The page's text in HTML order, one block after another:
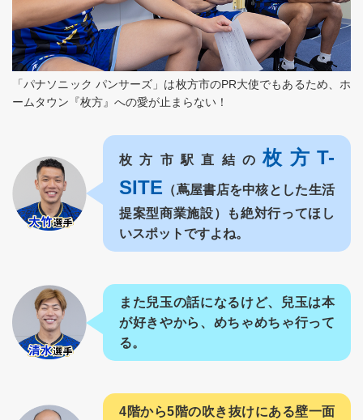
「パナソニック パンサーズ」は枚方市のPR大使でもあるため、ホ
ームタウン『枚方』への愛が止まらない！
枚方市駅直結の枚方T-
SITE （蔦屋書店を中核とした生活
提案型商業施設）も絶対行ってほし
いスポットですよね。
また兒玉の話になるけど、兒玉は本
が好きやから、めちゃめちゃ行って
る。
4階から5階の吹き抜けにある壁一面